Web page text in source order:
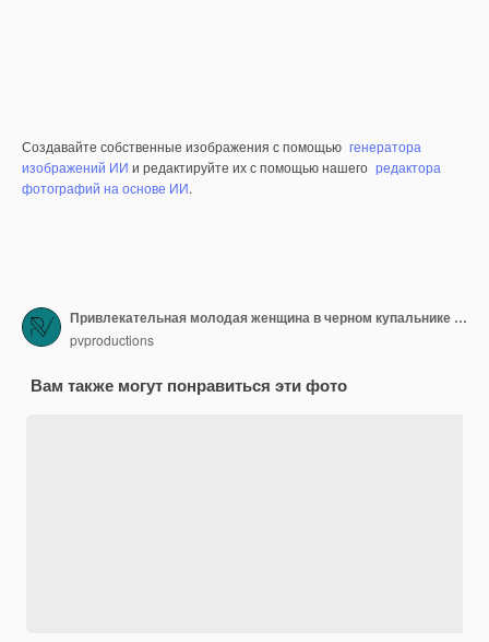
Создавайте собственные изображения с помощью генератора
изображений ИИ и редактируйте их с помощью нашего редактора
фотографий на основе ИИ.
Привлекательная молодая женщина в черном купальнике отдыхает в бассейне
pvproductions
Вам также могут понравиться эти фото